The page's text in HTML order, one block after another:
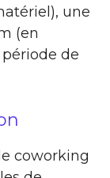
une
(en
période de
coworking